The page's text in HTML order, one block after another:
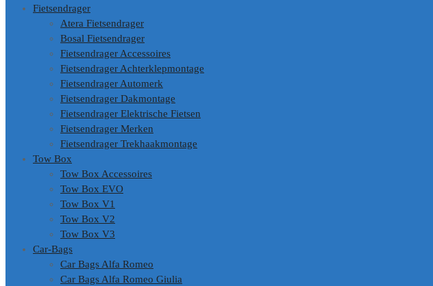
Fietsendrager
Atera Fietsendrager
Bosal Fietsendrager
Fietsendrager Accessoires
Fietsendrager Achterklepmontage
Fietsendrager Automerk
Fietsendrager Dakmontage
Fietsendrager Elektrische Fietsen
Fietsendrager Merken
Fietsendrager Trekhaakmontage
Tow Box
Tow Box Accessoires
Tow Box EVO
Tow Box V1
Tow Box V2
Tow Box V3
Car-Bags
Car Bags Alfa Romeo
Car Bags Alfa Romeo Giulia